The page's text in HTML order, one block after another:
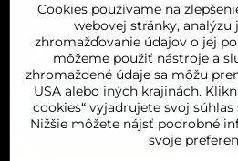
ŠTVRTOK 8:00-16:00
PIATOK 8:00-16:00
SOBOTA 8:00-11:30
Cookies používame na
webovej stránky, analýzu
zhromažďovanie údajov o jej
môžeme použiť nástroje a
zhromaždené údaje sa môžu
USA alebo iných krajinách.
cookies“ vyjadrujete svoj
Nižšie môžete nájsť podrobné
svoje